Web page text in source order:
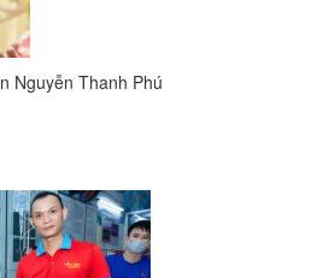
Nguyễn Thanh Phú